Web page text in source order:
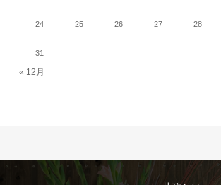
24 25 26 27 28
31
« 12月